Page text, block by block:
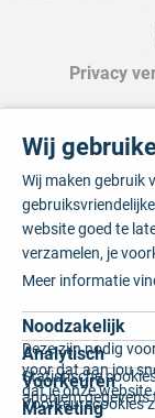
Privacy
Wij
Wij maken gebruik
website goed te
verzamelen, je
Meer informatie
Noodzakelijk
Deze zijn nodig
voor dat aan jou
dat je onze
Analytisch
Statistische
anoniem
Voorkeuren
Voorkeurscookies
Marketing